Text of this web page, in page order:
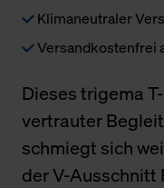
Klimaneutraler
Versandkostenfrei
Dieses trigema
vertrauter
schmiegt sich
der V-Ausschnitt